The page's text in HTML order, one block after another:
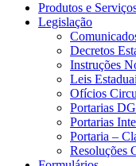
Produtos e
Legislação
Decretos
Instruções
Leis
Ofícios
Portarias
Portarias
Portaria –
Resoluções